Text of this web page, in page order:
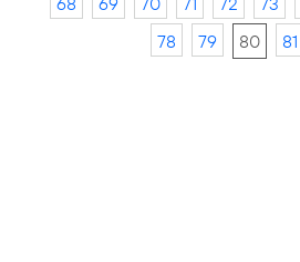
78
79 80 81